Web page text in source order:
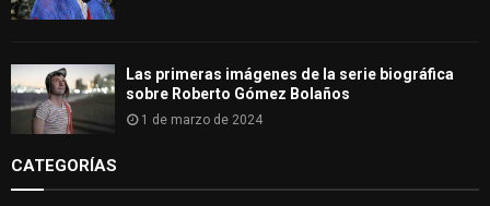
Las primeras imágenes de la serie biográfica
sobre Roberto Gómez Bolaños
1 de marzo de 2024
CATEGORÍAS